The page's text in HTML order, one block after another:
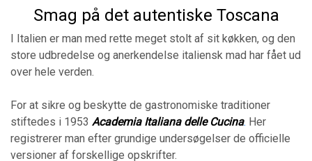
Smag på det autentiske Toscana
I Italien er man med rette meget stolt af sit køkken, og den
store udbredelse og anerkendelse italiensk mad har fået ud
over hele verden.
For at sikre og beskytte de gastronomiske traditioner
stiftedes i 1953 Academia Italiana delle Cucina. Her
registrerer man efter grundige undersøgelser de officielle
versioner af forskellige opskrifter.